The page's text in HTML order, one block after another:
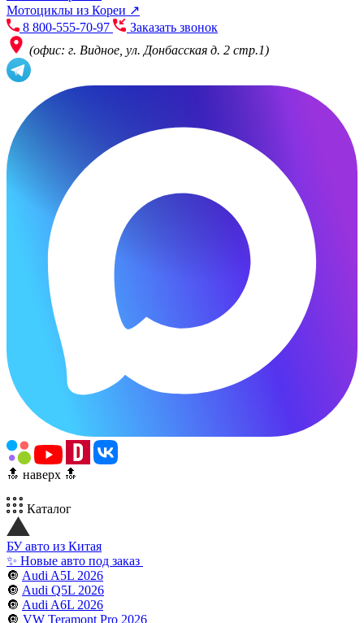
Мотоциклы из Кореи ↗
8 800-555-70-97
Заказать звонок
(офис: г. Видное, ул. Донбасская д. 2 стр.1)
🔝 наверх 🔝
Каталог
БУ авто из Китая
✨ Новые авто под заказ
🔘 Audi A5L 2026
🔘 Audi Q5L 2026
🔘 Audi A6L 2026
🔘 VW Teramont Pro 2026